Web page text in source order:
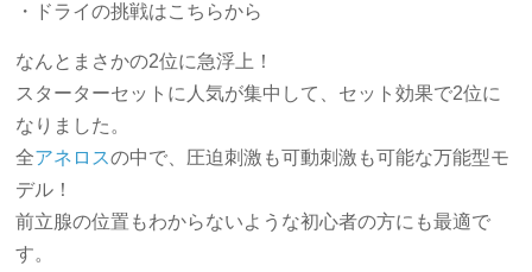
・ドライの挑戦はこちらから
なんとまさかの2位に急浮上！
スターターセットに人気が集中して、セット効果で2位に
なりました。
全アネロスの中で、圧迫刺激も可動刺激も可能な万能型モ
デル！
前立腺の位置もわからないような初心者の方にも最適で
す。